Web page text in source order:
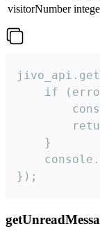
visitorNumber
if
    }
});